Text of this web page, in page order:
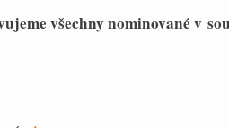
všechny nominované v